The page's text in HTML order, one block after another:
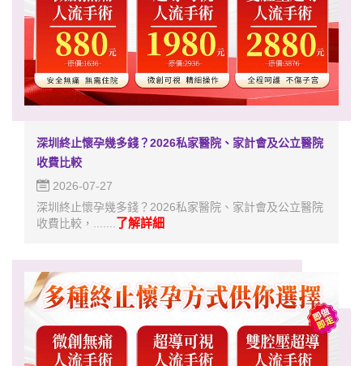
深圳終止懷孕幾多錢？2026私家醫院、家計會及公立醫院
收費比較
2026-07-27
深圳終止懷孕幾多錢？2026私家醫院、家計會及公立醫院
收費比較，.......了解詳細